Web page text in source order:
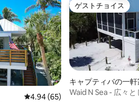
す。
レビュー65件、5つ星中4.94つ星
4.94 (65)
ゲストチョイス
ゲストチョイス
キャプティバの一軒
Waid N Sea - 広々